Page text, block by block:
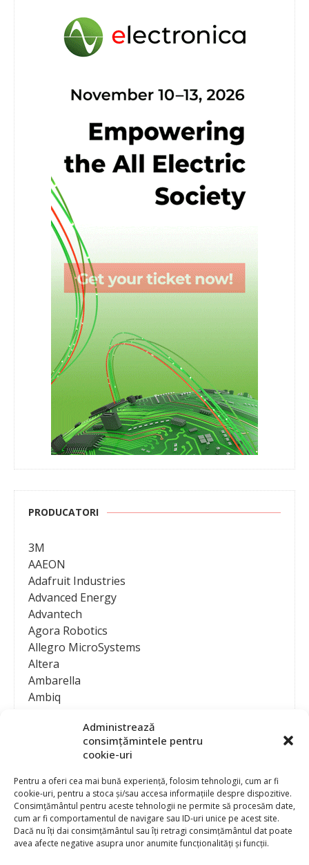
Administrează
consimțămintele pentru
cookie-uri
Pentru a oferi cea mai bună experiență, folosim tehnologii, cum ar fi
cookie-uri, pentru a stoca și/sau accesa informațiile despre dispozitive.
Consimțământul pentru aceste tehnologii ne permite să procesăm date,
cum ar fi comportamentul de navigare sau ID-uri unice pe acest site.
Dacă nu îți dai consimțământul sau îți retragi consimțământul dat poate
avea afecte negative asupra unor anumite funcționalități și funcții.
PRODUCATORI
3M
AAEON
Adafruit Industries
Advanced Energy
Advantech
Agora Robotics
Allegro MicroSystems
Altera
Ambarella
Ambiq
Analog Devices
Anritsu Corporation
Ansys
APS
Arduino
Arm
Asentics